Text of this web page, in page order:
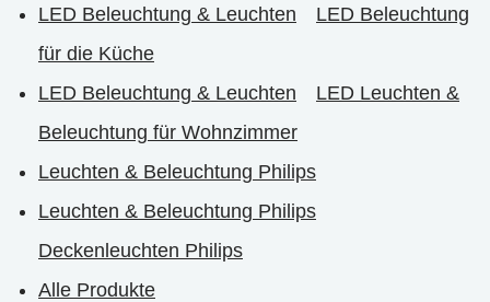
LED Beleuchtung & Leuchten
LED Beleuchtung
für die Küche
LED Beleuchtung & Leuchten
LED Leuchten &
Beleuchtung für Wohnzimmer
Leuchten & Beleuchtung Philips
Leuchten & Beleuchtung Philips
Deckenleuchten Philips
Alle Produkte